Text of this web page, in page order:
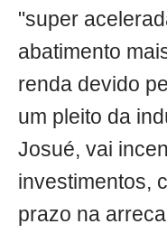
"super
abatimento
renda devido
um pleito da
Josué, vai
investimentos,
prazo na